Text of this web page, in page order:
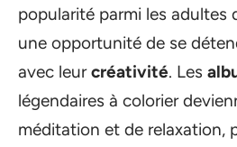
popularité parmi les adultes
une opportunité de se
avec leurcréativité. Les
légendaires à colorier
méditation et de relaxation,